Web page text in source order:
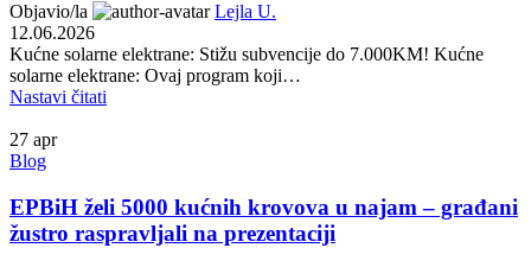
Objavio/la
Lejla U.
12.06.2026
Kućne solarne elektrane: Stižu subvencije do 7.000KM! Kućne
solarne elektrane: Ovaj program koji…
Nastavi čitati
27 apr
Blog
EPBiH želi 5000 kućnih krovova u najam – građani
žustro raspravljali na prezentaciji